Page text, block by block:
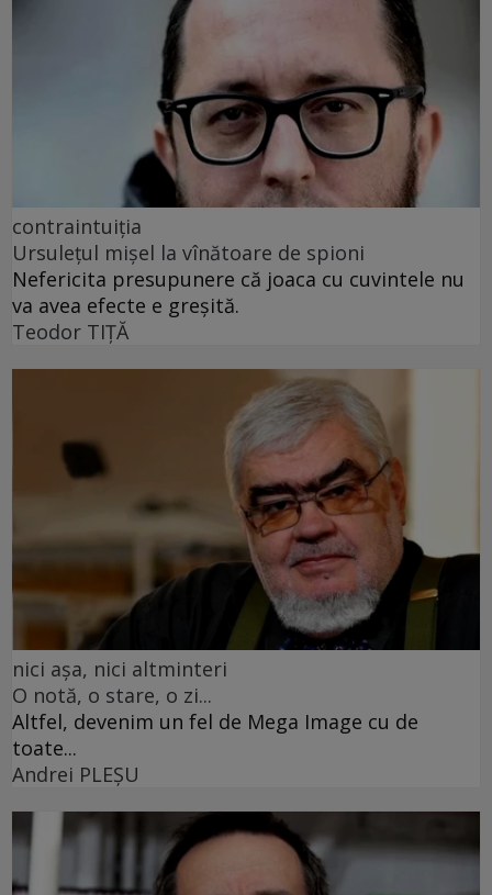
contraintuiția
Ursulețul mișel la vînătoare de spioni
Nefericita presupunere că joaca cu cuvintele nu
va avea efecte e greșită.
Teodor TIŢĂ
nici așa, nici altminteri
O notă, o stare, o zi...
Altfel, devenim un fel de Mega Image cu de
toate...
Andrei PLEŞU